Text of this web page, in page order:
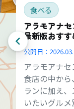
食べる
アラモアナ
最新版おす
公開日：
アラモアナ
食店の中か
ランに加え
いたいグルメ